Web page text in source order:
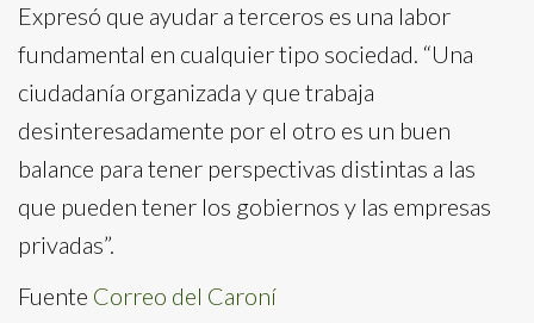
Expresó que ayudar a terceros es una labor
fundamental en cualquier tipo sociedad. “Una
ciudadanía organizada y que trabaja
desinteresadamente por el otro es un buen
balance para tener perspectivas distintas a las
que pueden tener los gobiernos y las empresas
privadas”.
Fuente Correo del Caroní